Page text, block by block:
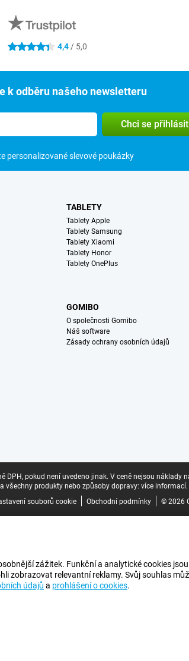
4.4 hvězdičky4,4 / 5,0
k odběru našeho newsletteru
Chci se
personalizované slevové poukázky
TABLETY
Tablety Apple
Tablety Samsung
Tablety Xiaomi
Tablety Honor
Tablety OnePlus
GOMIBO
O společnosti Gomibo
Náš software
Zásady ochrany osobních údajů
DPH, pokud není uvedeno jinak. V ceně nejsou náklady
všechny produkty nebo způsoby dopravy: více informací.
souborů cookie Obchodní podmínky © 2026
zážitek. Funkční a analytické cookies
zobrazovat relevantní reklamy. Svůj souhlas
údajů a prohlášení o cookies.